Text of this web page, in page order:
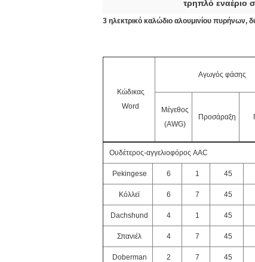
τρηπλό εναέριο
3 ηλεκτρικό καλώδιο αλουμινίου πυρήνων,
Κώδικας
Word
Αγωγός φάσης
Μέγεθος
(AWG)
Προσάραξη
Ουδέτερος-αγγελιοφόρος AAC
Pekingese 6 1 45
Κόλλεϊ 6 7 45
Dachshund 4 1 45
Σπανιέλ 4 7 45
Doberman 2 7 45